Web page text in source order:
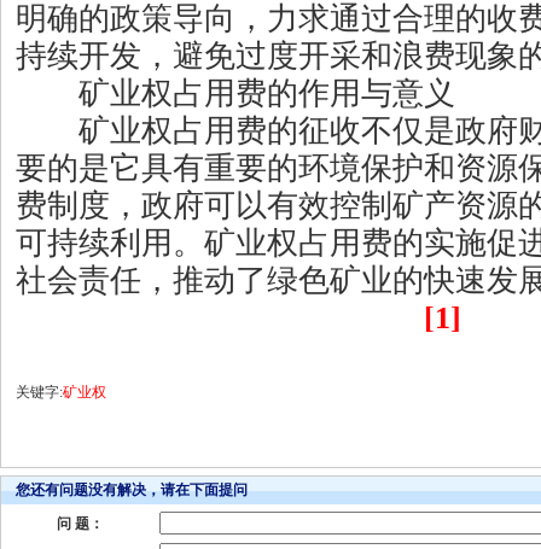
明确的政策导向，力求通过合理的收
持续开发，避免过度开采和浪费现象
矿业权占用费的作用与意义
矿业权占用费的征收不仅是政府
要的是它具有重要的环境保护和资源
费制度，政府可以有效控制矿产资源
可持续利用。矿业权占用费的实施促
社会责任，推动了绿色矿业的快速发
[1]
关键字:矿业权
您还有问题没有解决，请在下面提问
问 题：